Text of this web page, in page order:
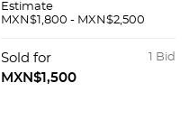
ONIX Y CIRCONIAS
Prendedor con
alfiler y seguro
Estimate
MXN$1,800 - MXN$2,500
1 Bid
Sold for
MXN$1,500